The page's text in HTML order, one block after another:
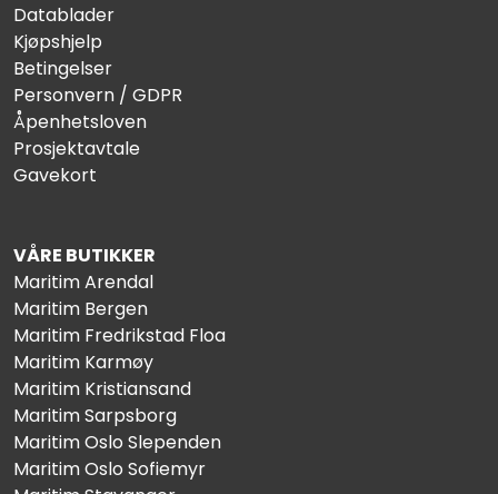
Datablader
Kjøpshjelp
Betingelser
Personvern / GDPR
Åpenhetsloven
Prosjektavtale
Gavekort
VÅRE BUTIKKER
Maritim Arendal
Maritim Bergen
Maritim Fredrikstad Floa
Maritim Karmøy
Maritim Kristiansand
Maritim Sarpsborg
Maritim Oslo Slependen
Maritim Oslo Sofiemyr